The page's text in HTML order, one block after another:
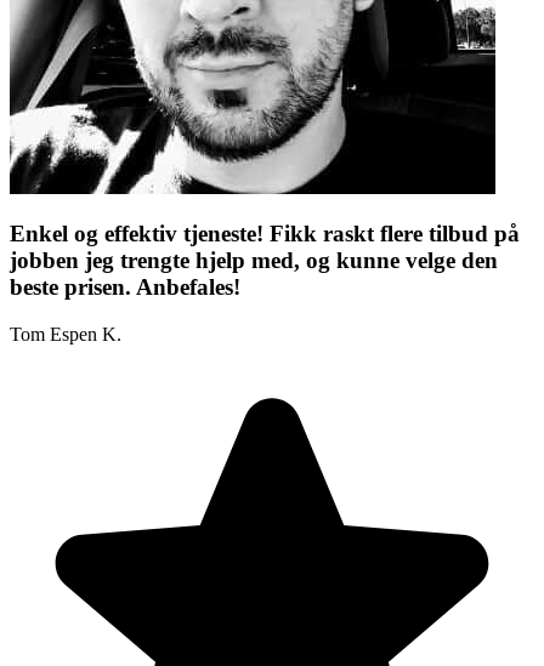
Enkel og effektiv tjeneste! Fikk raskt flere tilbud på
jobben jeg trengte hjelp med, og kunne velge den
beste prisen. Anbefales!
Tom Espen K.